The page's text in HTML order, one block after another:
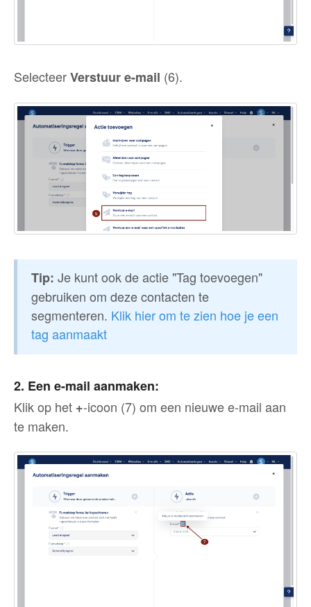
SelecteerVerstuur e-mail (6).
Tip: Je kunt ook de actie "Tag toevoegen"
gebruiken om deze contacten te
segmenteren. Klik hier om te zien hoe je een
tag aanmaakt
2. Een e-mail aanmaken:
Klik op het +-icoon (7) om een nieuwe e-mail aan
te maken.